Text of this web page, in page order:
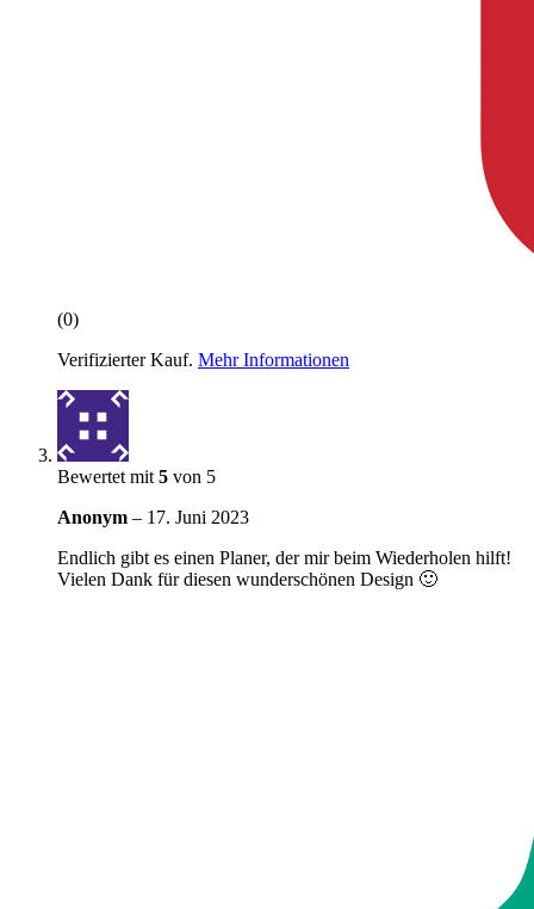
(0)
Verifizierter Kauf. Mehr Informationen
Bewertet mit 5 von 5
Anonym – 17. Juni 2023
Endlich gibt es einen Planer, der mir beim Wiederholen hilft!
Vielen Dank für diesen wunderschönen Design 🙂